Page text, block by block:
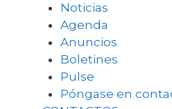
Noticias
Agenda
Anuncios
Boletines
Pulse
Póngase en